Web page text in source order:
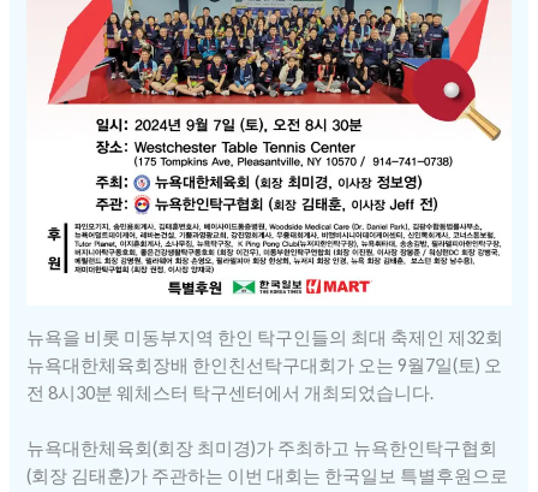
뉴욕을 비롯 미동부지역 한인 탁구인들의 최대 축제인 제32회
뉴욕대한체육회장배 한인친선탁구대회가 오는 9월7일(토) 오
전 8시30분 웨체스터 탁구센터에서 개최되었습니다.
뉴욕대한체육회(회장 최미경)가 주최하고 뉴욕한인탁구협회
(회장 김태훈)가 주관하는 이번 대회는 한국일보 특별후원으로